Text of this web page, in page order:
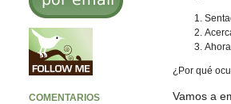
¿Por qué
Vamos a
COMENTARIOS